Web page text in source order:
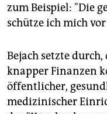
zum Beispiel: "Die
schütze ich mich
Bejach setzte
knapper Finanzen
öffentlicher,
medizinischer